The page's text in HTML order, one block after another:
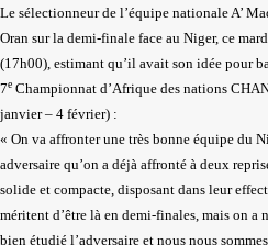
Le sélectionneur de l’équipe nationale A’
Oran sur la demi-finale face au Niger, ce
(17h00), estimant qu’il avait son idée pour
7e Championnat d’Afrique des nations
janvier – 4 février) :
« On va affronter une très bonne équipe du
adversaire qu’on a déjà affronté à deux
solide et compacte, disposant dans leur
méritent d’être là en demi-finales, mais on a
bien étudié l’adversaire et nous nous